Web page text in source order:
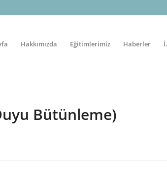
Hakkımızda Eğitimlerimiz Haberler
Bütünleme)